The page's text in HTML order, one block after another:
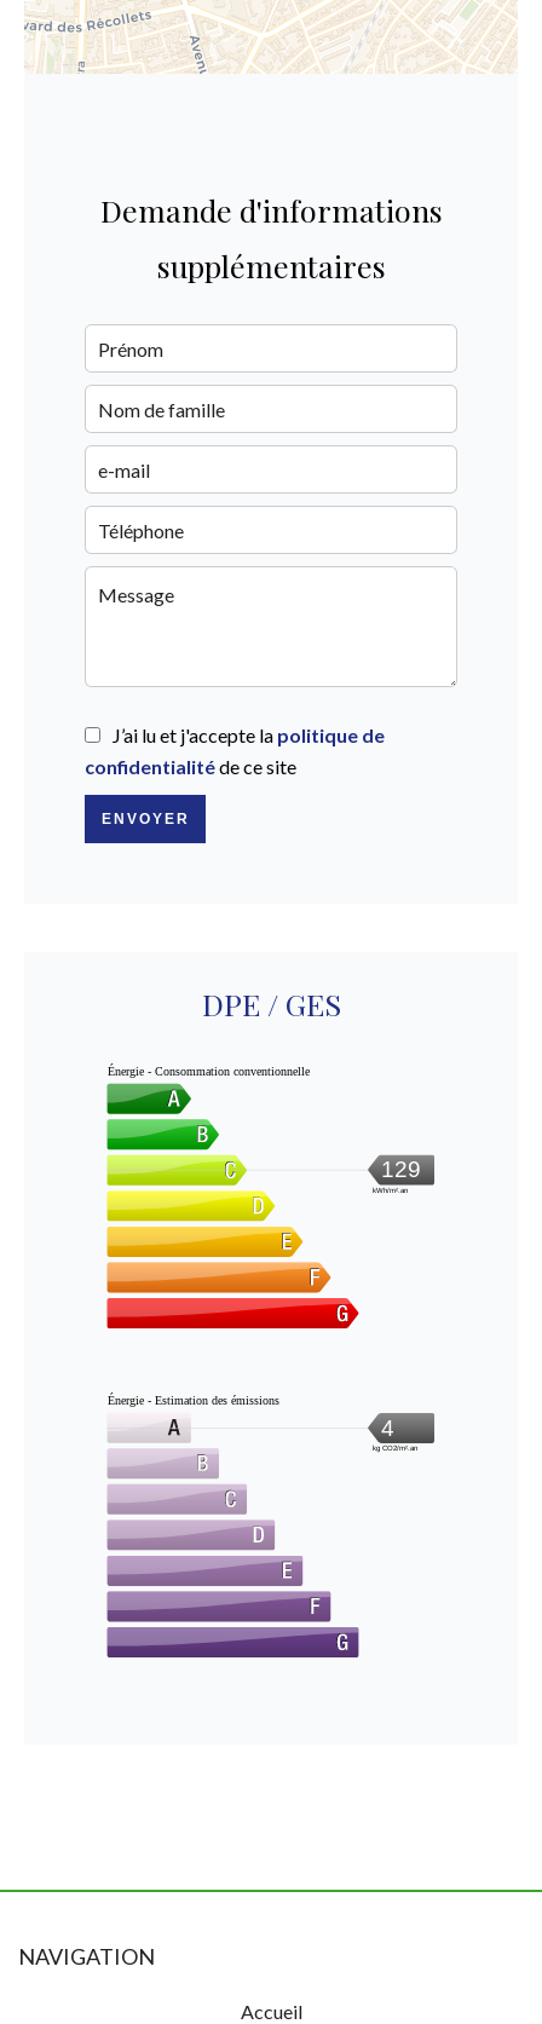
Demande d'informations
supplémentaires
J’ai lu et j'accepte la politique de
confidentialitéde ce site
ENVOYER
DPE / GES
Énergie - Consommation conventionnelle
129
kWh/m².an
Énergie - Estimation des émissions
4
kg CO2/m².an
NAVIGATION
Accueil